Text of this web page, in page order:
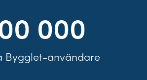
000
Bygglet-användare